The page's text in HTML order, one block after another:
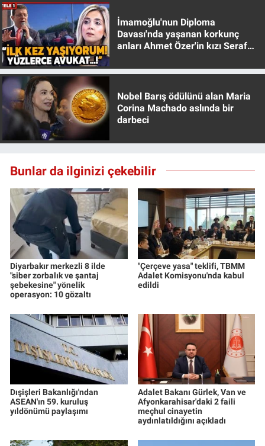
İmamoğlu'nun Diploma
Davası'nda yaşanan korkunç
anları Ahmet Özer'in kızı Seraf
Nobel Barış ödülünü alan Maria
Corina Machado aslında bir
darbeci
Bunlar da ilginizi çekebilir
Diyarbakır merkezli 8 ilde
"siber zorbalık ve şantaj
şebekesine" yönelik
operasyon: 10 gözaltı
"Çerçeve yasa" teklifi, TBMM
Adalet Komisyonu'nda kabul
edildi
Dışişleri Bakanlığı'ndan
ASEAN'ın 59. kuruluş
yıldönümü paylaşımı
Adalet Bakanı Gürlek, Van ve
Afyonkarahisar'daki 2 faili
meçhul cinayetin
aydınlatıldığını açıkladı